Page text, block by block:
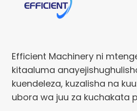
Efficient Machinery ni
kitaaluma
kuendeleza, kuzalisha na
ubora wa juu za kuchakata